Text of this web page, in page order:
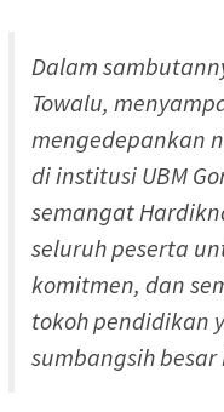
Dalam
Towalu,
mengedepankan
di institusi UBM
semangat
seluruh peserta
komitmen, dan
tokoh pendidikan
sumbangsih